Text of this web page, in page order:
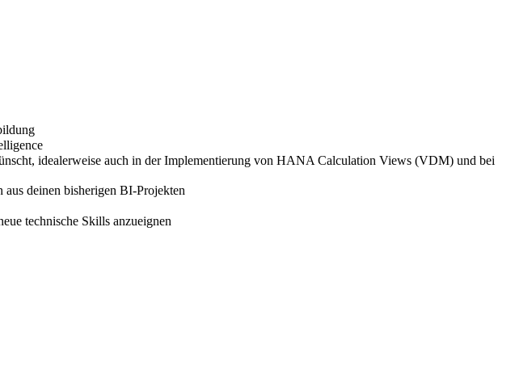
idealerweise auch in der Implementierung von HANA Calculation Views (VDM) und bei
deinen bisherigen BI-Projekten
technische Skills anzueignen